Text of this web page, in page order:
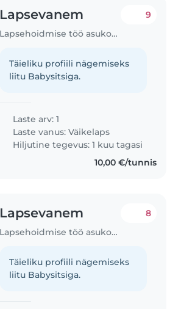
Lapsevanem
Lapsehoidmise töö asukohas Haabneeme
9
Täieliku profiili nägemiseks
liitu Babysitsiga.
Laste arv: 1
Laste vanus:Väikelaps
Hiljutine tegevus: 1 kuu tagasi
10,00 €/tunnis
Lapsevanem
Lapsehoidmise töö asukohas Tallinn
8
Täieliku profiili nägemiseks
liitu Babysitsiga.